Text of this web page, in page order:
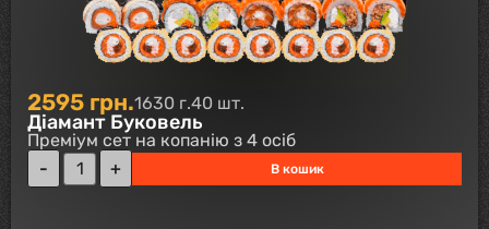
2595 грн.1630 г.40 шт.
Діамант Буковель
Преміум сет на копанію з 4 осіб
В кошик